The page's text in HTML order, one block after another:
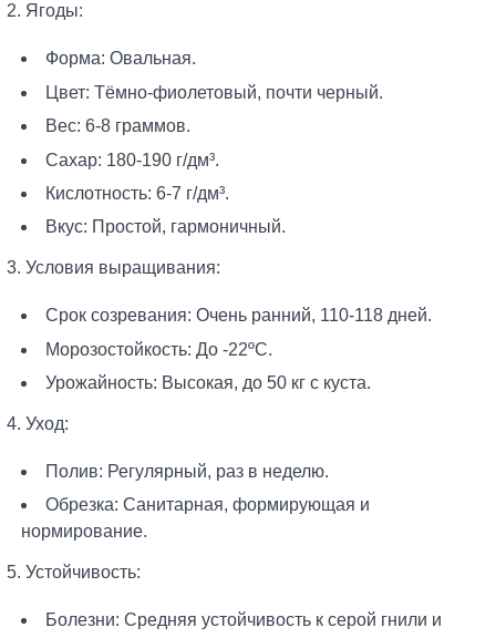
2. Ягоды:
Форма: Овальная.
Цвет: Тёмно-фиолетовый, почти черный.
Вес: 6-8 граммов.
Сахар: 180-190 г/дм³.
Кислотность: 6-7 г/дм³.
Вкус: Простой, гармоничный.
3. Условия выращивания:
Срок созревания: Очень ранний, 110-118 дней.
Морозостойкость: До -22ºС.
Урожайность: Высокая, до 50 кг с куста.
4. Уход:
Полив: Регулярный, раз в неделю.
Обрезка: Санитарная, формирующая и
нормирование.
5. Устойчивость:
Болезни: Средняя устойчивость к серой гнили и